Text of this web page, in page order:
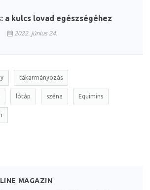
a kulcs lovad egészségéhez
2022. június 24.
takarmányozás
lótáp széna Equimins
MAGAZIN